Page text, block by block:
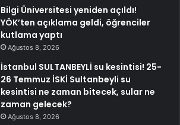
Bilgi Üniversitesi yeniden açıldı!
YÖK’ten açıklama geldi, öğrenciler
kutlama yaptı
Ağustos 8, 2026
İstanbul SULTANBEYLİ su kesintisi! 25-
26 Temmuz İSKİ Sultanbeyli su
kesintisi ne zaman bitecek, sular ne
zaman gelecek?
Ağustos 8, 2026